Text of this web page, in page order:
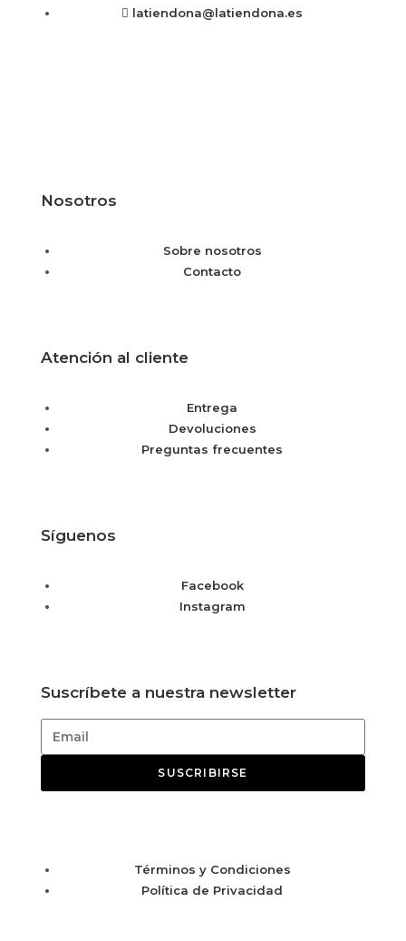
latiendona@latiendona.es
Nosotros
Sobre nosotros
Contacto
Atención al cliente
Entrega
Devoluciones
Preguntas frecuentes
Síguenos
Facebook
Instagram
Suscríbete a nuestra newsletter
SUSCRIBIRSE
Términos y Condiciones
Política de Privacidad